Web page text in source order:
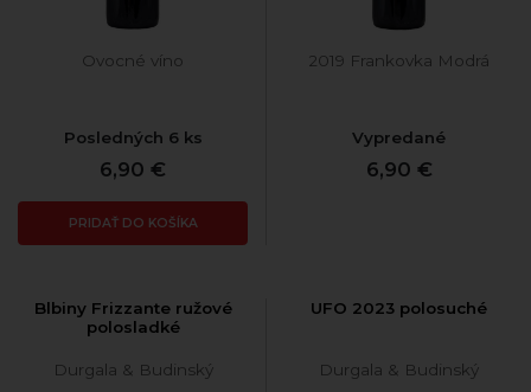
Ovocné víno
Posledných 6 ks
6,90 €
PRIDAŤ DO KOŠÍKA
2019 Frankovka Modrá
Vypredané
6,90 €
Blbiny Frizzante ružové
polosladké
Durgala & Budinský
UFO 2023 polosuché
Durgala & Budinský